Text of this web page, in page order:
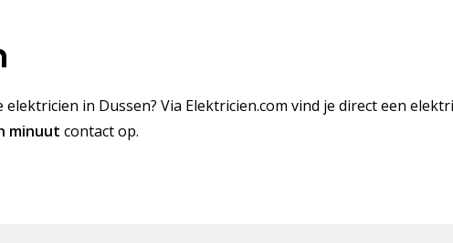
in Dussen? Via Elektricien.com vind je direct een
minuut contact op.